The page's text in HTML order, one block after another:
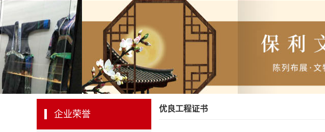
企业简介 公司新闻
行业新闻
古建施工工程
正在施工工程
工程造价咨询
企业荣誉
优良工程证书